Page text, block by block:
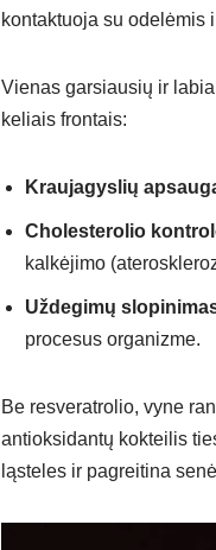
kontaktuoja su odelėmis
Vienas garsiausių ir
keliais frontais:
Kraujagyslių
Cholesterolio
kalkėjimo
Uždegimų
procesus organizme.
Be resveratrolio, vyne
antioksidantų kokteilis
ląsteles ir pagreitina